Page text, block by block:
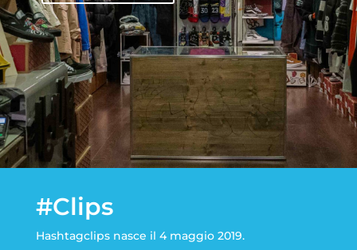
#Clips
Hashtagclips nasce il 4 maggio 2019.